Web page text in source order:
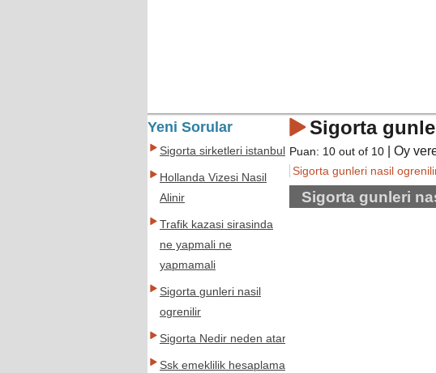
Sigorta
Puan: 10 out of 10 | Oy
Sigorta gunleri nasil
Sigorta gunleri
Yeni Sorular
Sigorta sirketleri istanbul
Hollanda Vizesi Nasil
Alinir
Trafik kazasi sirasinda
ne yapmali ne
yapmamali
Sigorta gunleri nasil
ogrenilir
Sigorta Nedir neden atar
Ssk emeklilik hesaplama